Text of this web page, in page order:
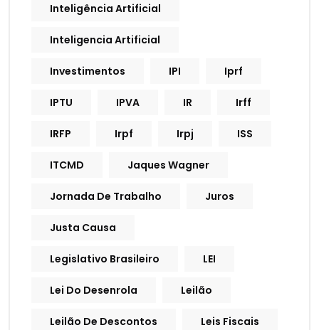
Inteligência Artificial
Inteligencia Artificial
Investimentos IPI Iprf
IPTU IPVA IR Irff
IRFP Irpf Irpj ISS
ITCMD Jaques Wagner
Jornada De Trabalho Juros
Justa Causa
Legislativo Brasileiro LEI
Lei Do Desenrola Leilão
Leilão De Descontos Leis Fiscais